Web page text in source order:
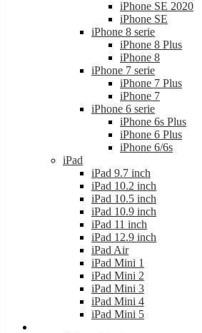
iPhone SE 2020
iPhone SE
iPhone 8 serie
iPhone 8 Plus
iPhone 8
iPhone 7 serie
iPhone 7 Plus
iPhone 7
iPhone 6 serie
iPhone 6s Plus
iPhone 6 Plus
iPhone 6/6s
iPad
iPad 9.7 inch
iPad 10.2 inch
iPad 10.5 inch
iPad 10.9 inch
iPad 11 inch
iPad 12.9 inch
iPad Air
iPad Mini 1
iPad Mini 2
iPad Mini 3
iPad Mini 4
iPad Mini 5